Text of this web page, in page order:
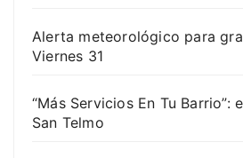
Alerta meteorológico para
Viernes 31
“Más Servicios En Tu Barrio”:
San Telmo